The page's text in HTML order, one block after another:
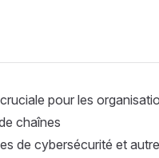
pour les
chaînes
de cybersécurité et